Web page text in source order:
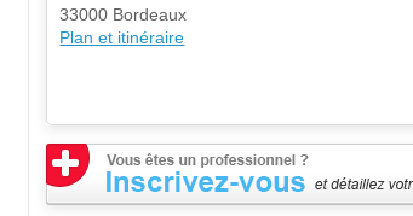
33000 Bordeaux
Plan et itinéraire